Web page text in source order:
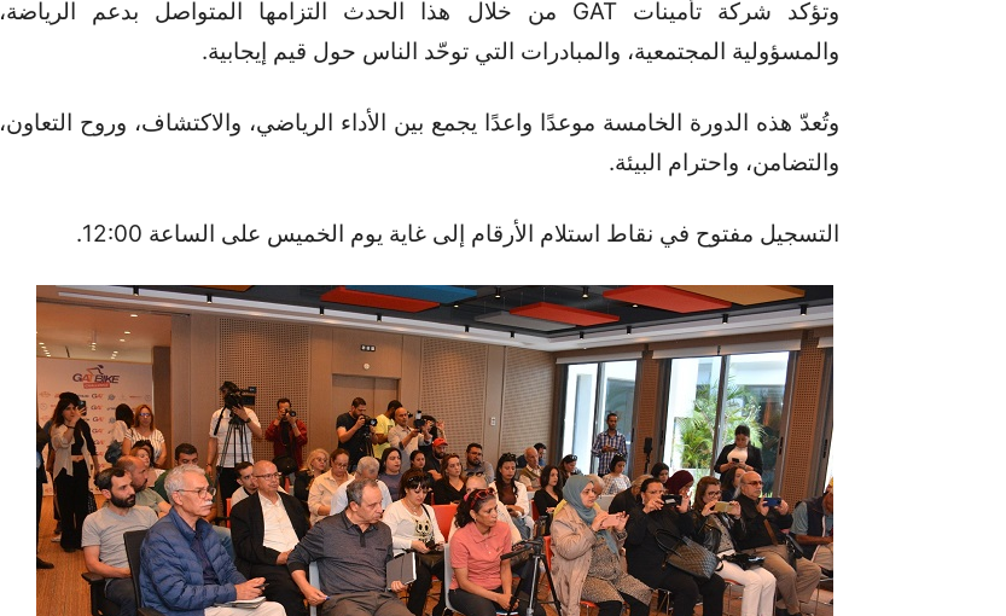
وتؤكد شركة تأمينات GAT من خلال هذا الحدث التزامها المتواصل بدعم الرياضة،
والمسؤولية المجتمعية، والمبادرات التي توحّد الناس حول قيم إيجابية.
وتُعدّ هذه الدورة الخامسة موعدًا واعدًا يجمع بين الأداء الرياضي، والاكتشاف، وروح التعاون،
والتضامن، واحترام البيئة.
التسجيل مفتوح في نقاط استلام الأرقام إلى غاية يوم الخميس على الساعة 12:00.